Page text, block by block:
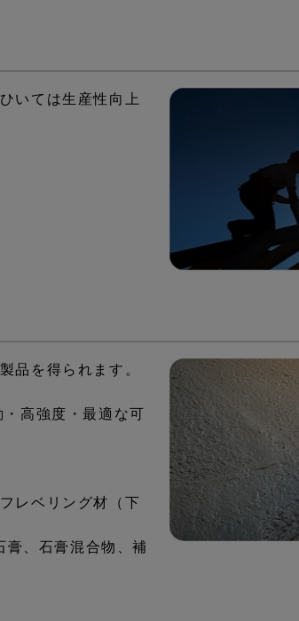
いては生産性向上
品を得られます。
高強度・最適な可
レベリング材（下
、石膏混合物、補